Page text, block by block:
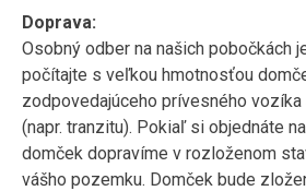
Doprava:
Osobný odber na našich pobočkách
počítajte s veľkou hmotnosťou
zodpovedajúceho prívesného
(napr. tranzitu). Pokiaľ si objednáte
domček dopravíme v rozloženom
vášho pozemku. Domček bude